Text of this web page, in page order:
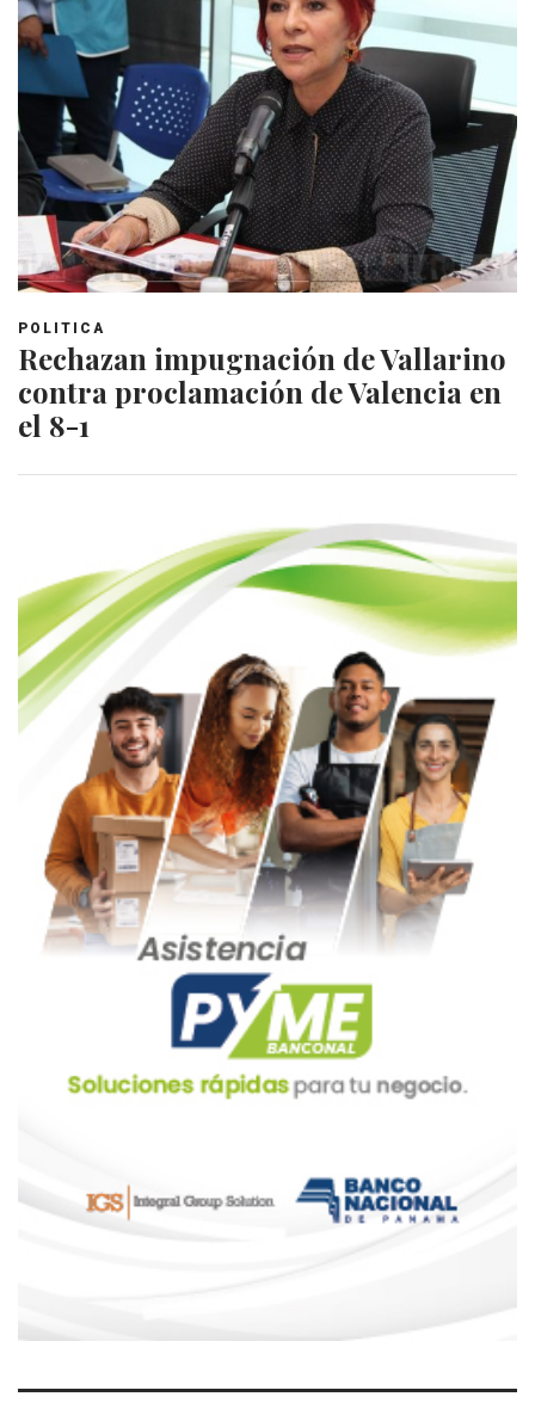
POLITICA
Rechazan impugnación de Vallarino
contra proclamación de Valencia en
el 8-1